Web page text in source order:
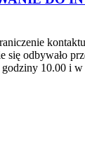
się odbywało
10.00 i